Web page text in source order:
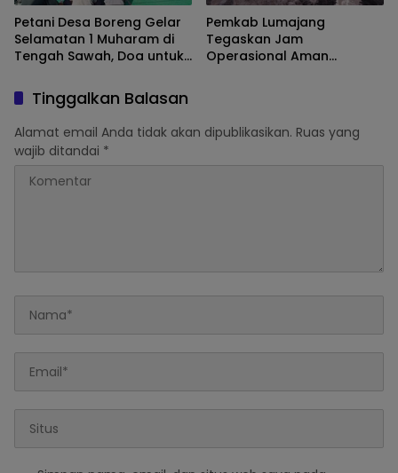
Petani Desa Boreng Gelar
Selamatan 1 Muharam di
Tengah Sawah, Doa untuk
Pemkab Lumajang
Tegaskan Jam
Operasional Aman
Tinggalkan Balasan
Alamat email Anda tidak akan dipublikasikan. Ruas yang
wajib ditandai *